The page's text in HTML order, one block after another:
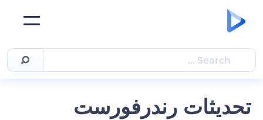
تحديثات رندرفورست